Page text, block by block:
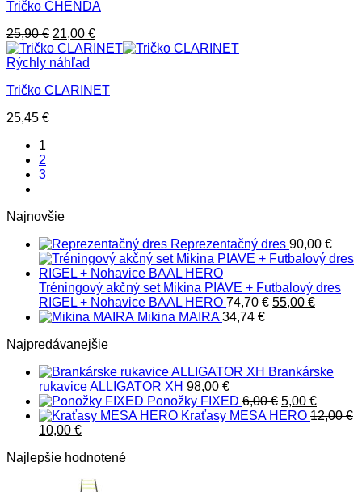
Tričko CHENDA
25,90€ Pôvodná
cena
bola:
21,00 €Aktuálna
cena
Rýchly náhľad
Tričko CLARINET
25,45 €
1
2
3
Najnovšie
Reprezentačný dres 90,00 €
Tréningový akčný set Mikina PIAVE + Futbalový dres
RIGEL + Nohavice BAAL HERO 74,70€ Pôvodná
55,00 €
Mikina MAIRA 34,74 €
Najpredávanejšie
Brankárske
rukavice ALLIGATOR XH 98,00 €
Ponožky FIXED 6,00€ Pôvodná
cena
5,00 €
cena
Kraťasy MESA HERO 12,00€
Pôvodná
bola:
10,00 €Aktuálna
je:
Najlepšie hodnotené